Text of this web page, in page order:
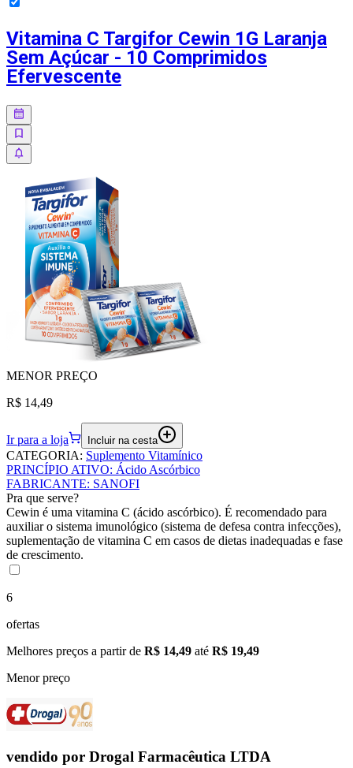
Vitamina C Targifor Cewin 1G Laranja
Sem Açúcar - 10 Comprimidos
Efervescente
MENOR PREÇO
R$ 14,49
Ir para a loja Incluir na cesta
CATEGORIA: Suplemento Vitamínico
PRINCÍPIO ATIVO: Ácido Ascórbico
FABRICANTE: SANOFI
Pra que serve?
Cewin é uma vitamina C (ácido ascórbico). É recomendado para
auxiliar o sistema imunológico (sistema de defesa contra infecções),
suplementação de vitamina C em casos de dietas inadequadas e fase
de crescimento.
6
ofertas
Melhores preços a partir de R$ 14,49 até R$ 19,49
Menor preço
vendido por Drogal Farmacêutica LTDA